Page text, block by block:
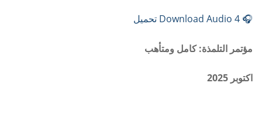
🎧 Download Audio 4 تحميل
مؤتمر التلمذة: كامل ومتأهب
اكتوبر 2025